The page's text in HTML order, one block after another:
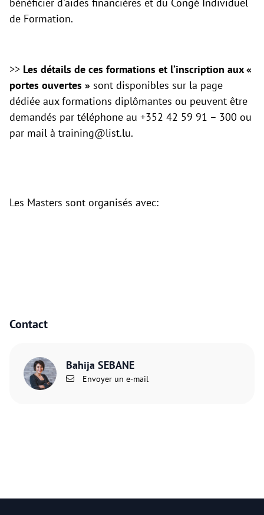
Contact
Bahija SEBANE
Envoyer un e-mail
de Formation.
>> Les détails de ces formations et l’inscription aux «
portes ouvertes » sont disponibles sur la page
dédiée aux formations diplômantes ou peuvent être
demandés par téléphone au +352 42 59 91 – 300 ou
par mail à training@list.lu.
Les Masters sont organisés avec: